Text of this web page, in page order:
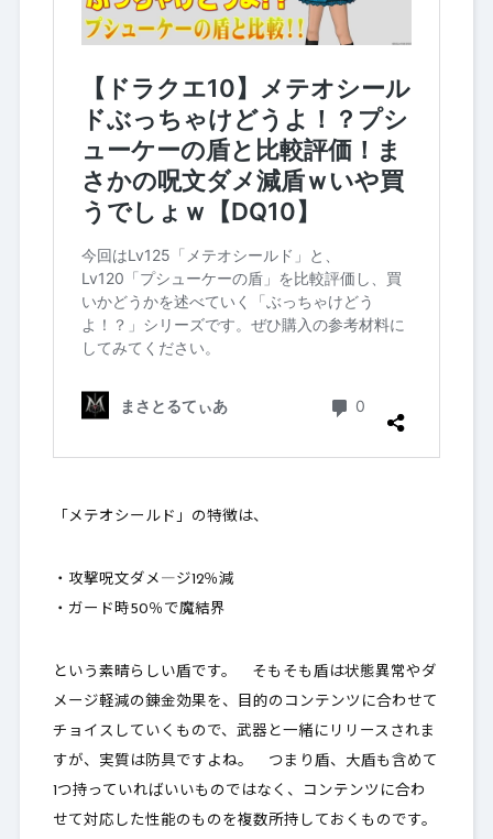
「メテオシールド」の特徴は、
・攻撃呪文ダメ―ジ12％減
・ガード時50％で魔結界
という素晴らしい盾です。 そもそも盾は状態異常やダ
メージ軽減の錬金効果を、目的のコンテンツに合わせて
チョイスしていくもので、武器と一緒にリリースされま
すが、実質は防具ですよね。 つまり盾、大盾も含めて
1つ持っていればいいものではなく、 コンテンツに合わ
せて対応した性能のものを複数所持しておくもの です。